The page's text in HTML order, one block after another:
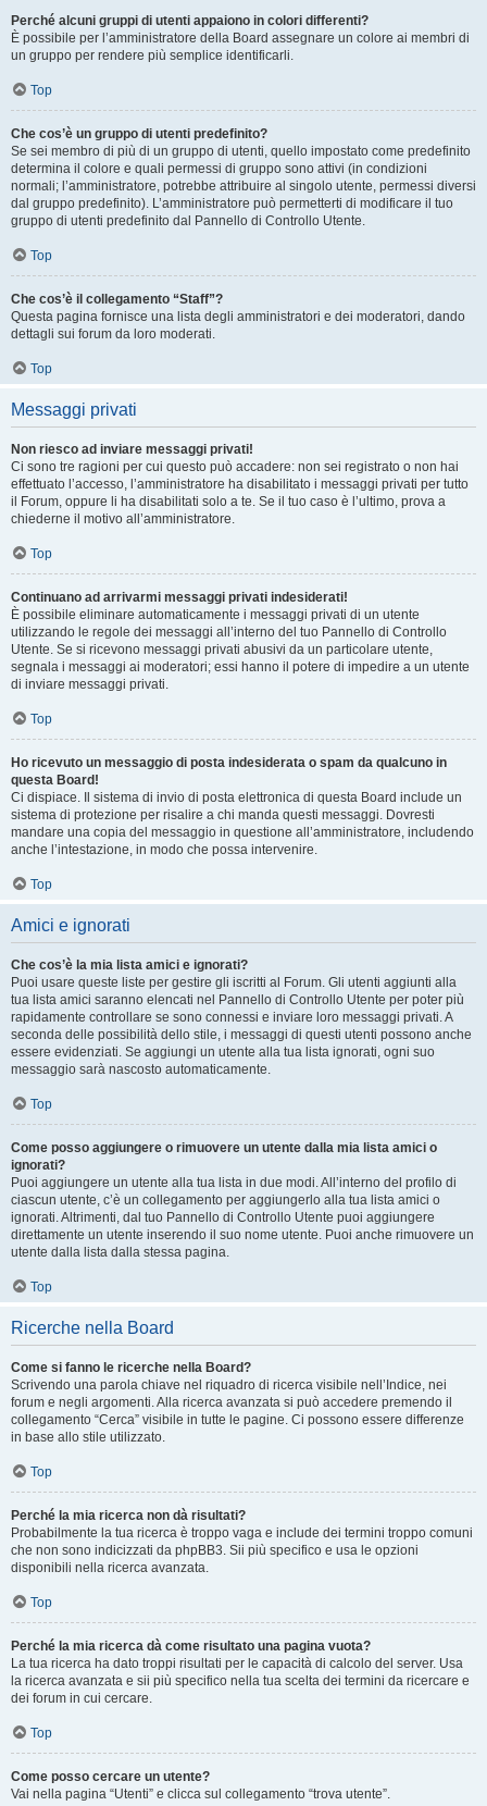
Perché alcuni gruppi di utenti appaiono in colori differenti?
È possibile per l’amministratore della Board assegnare un colore ai membri di
un gruppo per rendere più semplice identificarli.
Top
Che cos’è un gruppo di utenti predefinito?
Se sei membro di più di un gruppo di utenti, quello impostato come predefinito
determina il colore e quali permessi di gruppo sono attivi (in condizioni
normali; l’amministratore, potrebbe attribuire al singolo utente, permessi diversi
dal gruppo predefinito). L’amministratore può permetterti di modificare il tuo
gruppo di utenti predefinito dal Pannello di Controllo Utente.
Top
Che cos’è il collegamento “Staff”?
Questa pagina fornisce una lista degli amministratori e dei moderatori, dando
dettagli sui forum da loro moderati.
Top
Messaggi privati
Non riesco ad inviare messaggi privati!
Ci sono tre ragioni per cui questo può accadere: non sei registrato o non hai
effettuato l’accesso, l’amministratore ha disabilitato i messaggi privati per tutto
il Forum, oppure li ha disabilitati solo a te. Se il tuo caso è l’ultimo, prova a
chiederne il motivo all’amministratore.
Top
Continuano ad arrivarmi messaggi privati indesiderati!
È possibile eliminare automaticamente i messaggi privati ​​di un utente
utilizzando le regole dei messaggi all’interno del tuo Pannello di Controllo
Utente. Se si ricevono messaggi privati ​​abusivi da un particolare utente,
segnala i messaggi ai moderatori; essi hanno il potere di impedire a un utente
di inviare messaggi privati​​.
Top
Ho ricevuto un messaggio di posta indesiderata o spam da qualcuno in
questa Board!
Ci dispiace. Il sistema di invio di posta elettronica di questa Board include un
sistema di protezione per risalire a chi manda questi messaggi. Dovresti
mandare una copia del messaggio in questione all’amministratore, includendo
anche l’intestazione, in modo che possa intervenire.
Top
Amici e ignorati
Che cos’è la mia lista amici e ignorati?
Puoi usare queste liste per gestire gli iscritti al Forum. Gli utenti aggiunti alla
tua lista amici saranno elencati nel Pannello di Controllo Utente per poter più
rapidamente controllare se sono connessi e inviare loro messaggi privati. A
seconda delle possibilità dello stile, i messaggi di questi utenti possono anche
essere evidenziati. Se aggiungi un utente alla tua lista ignorati, ogni suo
messaggio sarà nascosto automaticamente.
Top
Come posso aggiungere o rimuovere un utente dalla mia lista amici o
ignorati?
Puoi aggiungere un utente alla tua lista in due modi. All’interno del profilo di
ciascun utente, c’è un collegamento per aggiungerlo alla tua lista amici o
ignorati. Altrimenti, dal tuo Pannello di Controllo Utente puoi aggiungere
direttamente un utente inserendo il suo nome utente. Puoi anche rimuovere un
utente dalla lista dalla stessa pagina.
Top
Ricerche nella Board
Come si fanno le ricerche nella Board?
Scrivendo una parola chiave nel riquadro di ricerca visibile nell’Indice, nei
forum e negli argomenti. Alla ricerca avanzata si può accedere premendo il
collegamento “Cerca” visibile in tutte le pagine. Ci possono essere differenze
in base allo stile utilizzato.
Top
Perché la mia ricerca non dà risultati?
Probabilmente la tua ricerca è troppo vaga e include dei termini troppo comuni
che non sono indicizzati da phpBB3. Sii più specifico e usa le opzioni
disponibili nella ricerca avanzata.
Top
Perché la mia ricerca dà come risultato una pagina vuota?
La tua ricerca ha dato troppi risultati per le capacità di calcolo del server. Usa
la ricerca avanzata e sii più specifico nella tua scelta dei termini da ricercare e
dei forum in cui cercare.
Top
Come posso cercare un utente?
Vai nella pagina “Utenti” e clicca sul collegamento “trova utente”.